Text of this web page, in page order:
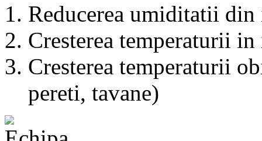
Reducerea umiditatii din
Cresterea temperaturii in
Cresterea temperaturii
pereti, tavane)